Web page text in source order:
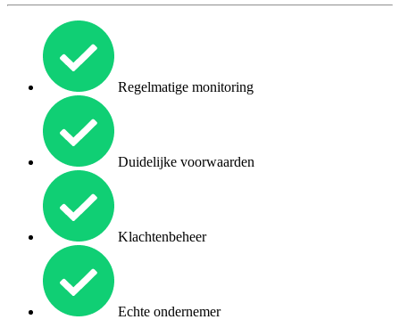
Regelmatige monitoring
Duidelijke voorwaarden
Klachtenbeheer
Echte ondernemer